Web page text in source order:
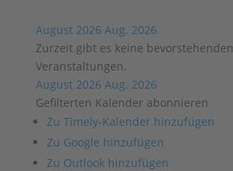
August 2026 Aug. 2026
Zurzeit gibt es keine bevorstehenden
Veranstaltungen.
August 2026 Aug. 2026
Gefilterten Kalender abonnieren
Zu Timely-Kalender hinzufügen
Zu Google hinzufügen
Zu Outlook hinzufügen